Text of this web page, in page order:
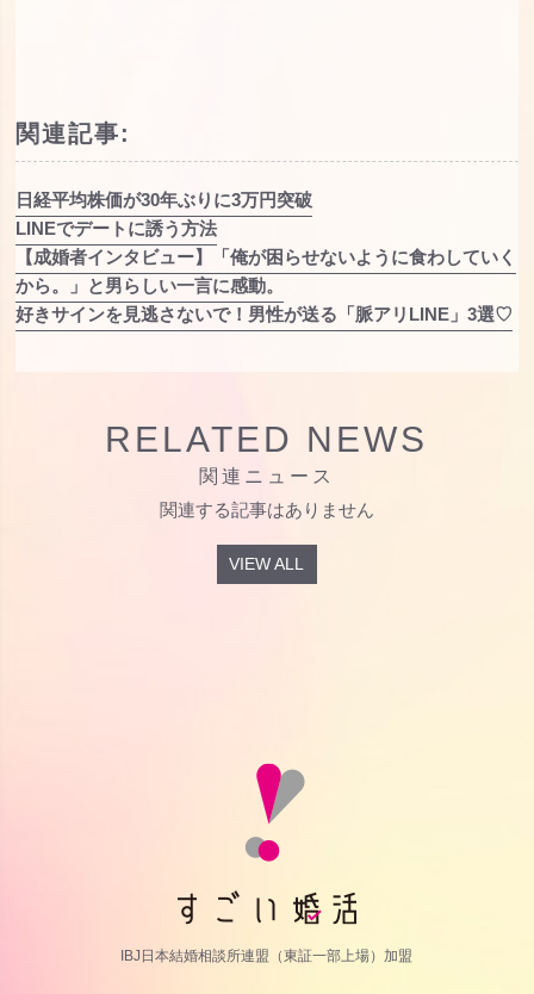
関連記事:
日経平均株価が30年ぶりに3万円突破
LINEでデートに誘う方法
【成婚者インタビュー】「俺が困らせないように食わしていく
から。」と男らしい一言に感動。
好きサインを見逃さないで！男性が送る「脈アリLINE」3選♡
RELATED NEWS
関連ニュース
関連する記事はありません
VIEW ALL
IBJ日本結婚相談所連盟（東証一部上場）加盟